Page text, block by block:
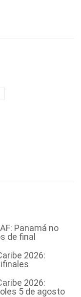
Panamá no
de final
2026:
2026:
5 de agosto